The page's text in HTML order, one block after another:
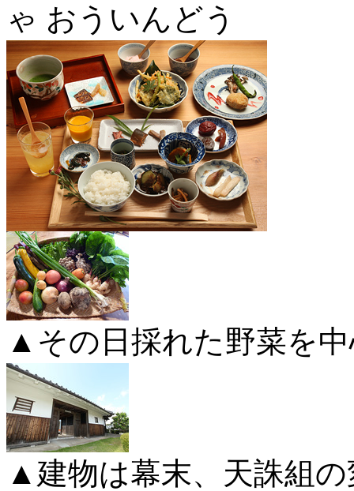
ゃ おういんどう
▲その日採れた野菜を
▲建物は幕末、天誅組